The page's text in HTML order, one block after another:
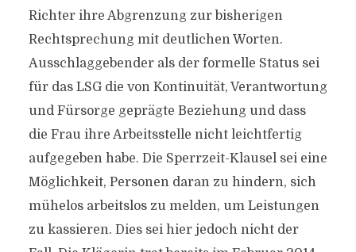
Richter ihre Abgrenzung zur bisherigen
Rechtsprechung mit deutlichen Worten.
Ausschlaggebender als der formelle Status sei
für das LSG die von Kontinuität, Verantwortung
und Fürsorge geprägte Beziehung und dass
die Frau ihre Arbeitsstelle nicht leichtfertig
aufgegeben habe. Die Sperrzeit-Klausel sei eine
Möglichkeit, Personen daran zu hindern, sich
mühelos arbeitslos zu melden, um Leistungen
zu kassieren. Dies sei hier jedoch nicht der